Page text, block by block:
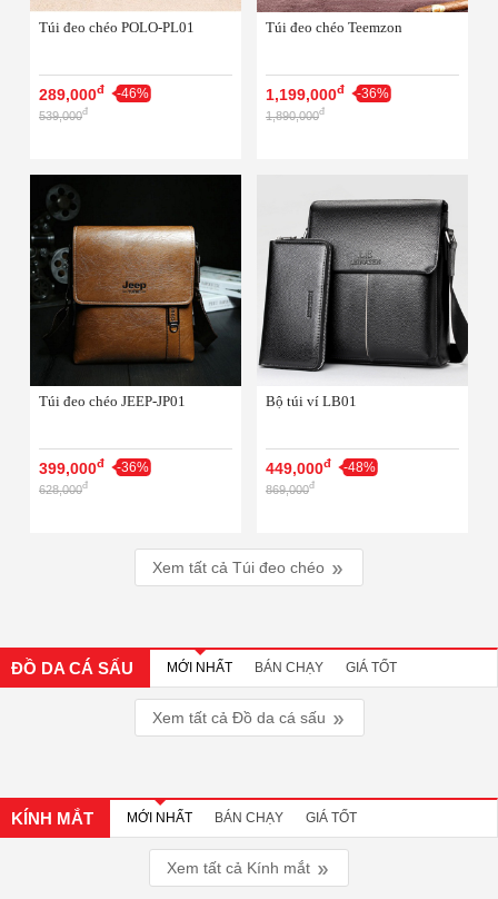
Túi đeo chéo POLO-PL01
289,000đ -46%
539,000đ
Túi đeo chéo Teemzon
1,199,000đ -36%
1,890,000đ
Túi đeo chéo JEEP-JP01
399,000đ -36%
628,000đ
Bộ túi ví LB01
449,000đ -48%
869,000đ
Xem tất cả Túi đeo chéo
ĐỒ DA CÁ SẤU MỚI NHẤT BÁN CHẠY GIÁ TỐT
Xem tất cả Đồ da cá sấu
KÍNH MẮT MỚI NHẤT BÁN CHẠY GIÁ TỐT
Xem tất cả Kính mắt